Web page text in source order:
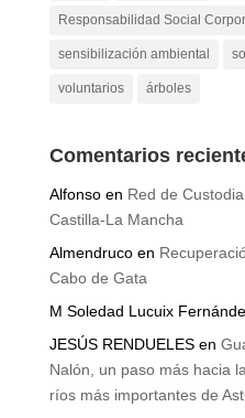
Responsabilidad Social
sensibilización ambiental
voluntarios árboles
Comentarios
Alfonsoen Red de
Castilla-La Mancha
Almendrucoen
Cabo de Gata
M Soledad Lucuix
JESÚS RENDUELESen
Nalón, un paso más hacia
ríos más importantes de